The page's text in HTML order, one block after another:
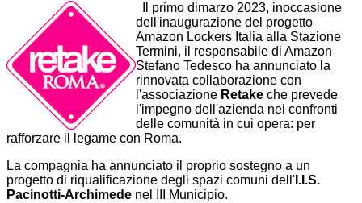
Il primo dimarzo 2023, inoccasione
dell'inaugurazione del progetto
Amazon Lockers Italia alla Stazione
Termini, il responsabile di Amazon
Stefano Tedesco ha annunciato la
rinnovata collaborazione con
l'associazione Retake che prevede
l'impegno dell'azienda nei confronti
delle comunità in cui opera: per
rafforzare il legame con Roma.
La compagnia ha annunciato il proprio sostegno a un
progetto di riqualificazione degli spazi comuni dell' I.I.S.
Pacinotti-Archimede nel III Municipio.